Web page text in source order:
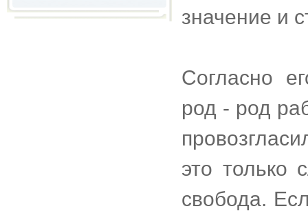
значение и
Согласно
род - род
это только
свобода.